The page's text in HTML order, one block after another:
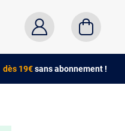
dès 19€sans abonnement !